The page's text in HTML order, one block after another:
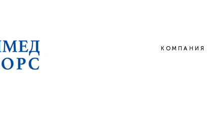
КОМПАНИЯ
КОМПАНИЯ